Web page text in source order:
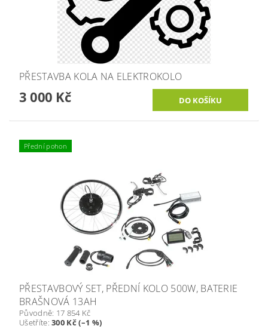
PŘESTAVBA KOLA NA ELEKTROKOLO
3 000 Kč
Přední pohon
PŘESTAVBOVÝ SET, PŘEDNÍ KOLO 500W, BATERIE
BRAŠNOVÁ 13AH
Původně: 17 854 Kč
Ušetříte:300 Kč (–1 %)